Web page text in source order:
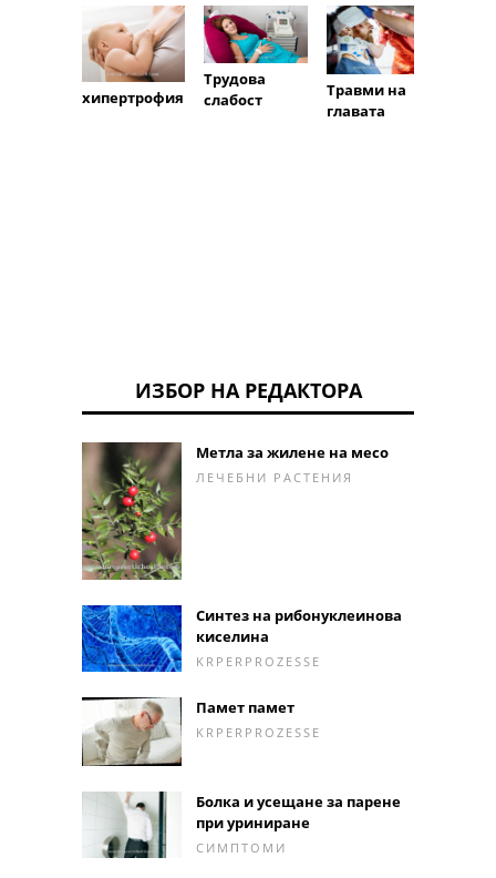
хипертрофия
Трудова
слабост
Травми на
главата
ИЗБОР НА РЕДАКТОРА
Метла за жилене на месо
ЛЕЧЕБНИ РАСТЕНИЯ
Синтез на рибонуклеинова
киселина
KRPERPROZESSE
Памет памет
KRPERPROZESSE
Болка и усещане за парене
при уриниране
СИМПТОМИ